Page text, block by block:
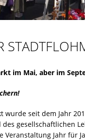
im Mai, aber im
wurde seit dem Jahr
gesellschaftlichen
Veranstaltung Jahr für